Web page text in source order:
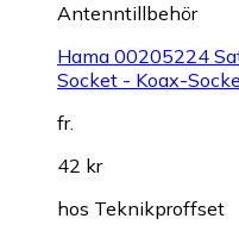
Antenntillbehör
Hama 00205224
Socket - Koax-
fr.
42 kr
hos Teknikproffset